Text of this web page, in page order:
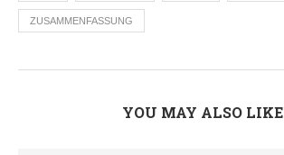
ZUSAMMENFASSUNG
YOU MAY ALSO LIKE